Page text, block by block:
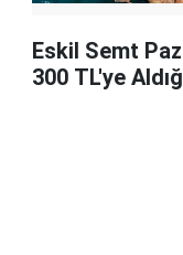
Eskil Semt
300 TL'ye